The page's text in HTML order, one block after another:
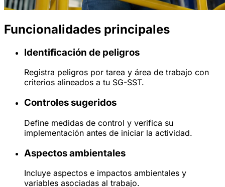
Funcionalidades principales
Identificación de peligros
Registra peligros por tarea y área de trabajo con
criterios alineados a tu SG-SST.
Controles sugeridos
Define medidas de control y verifica su
implementación antes de iniciar la actividad.
Aspectos ambientales
Incluye aspectos e impactos ambientales y
variables asociadas al trabajo.